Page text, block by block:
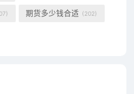
期货多少钱合适 (202)